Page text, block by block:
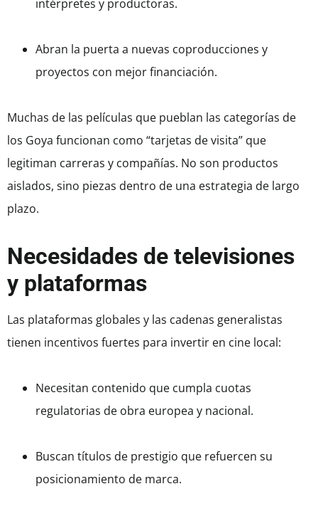
intérpretes y productoras.
Abran la puerta a nuevas coproducciones y
proyectos con mejor financiación.
Muchas de las películas que pueblan las categorías de
los Goya funcionan como “tarjetas de visita” que
legitiman carreras y compañías. No son productos
aislados, sino piezas dentro de una estrategia de largo
plazo.
Necesidades de televisiones
y plataformas
Las plataformas globales y las cadenas generalistas
tienen incentivos fuertes para invertir en cine local:
Necesitan contenido que cumpla cuotas
regulatorias de obra europea y nacional.
Buscan títulos de prestigio que refuercen su
posicionamiento de marca.